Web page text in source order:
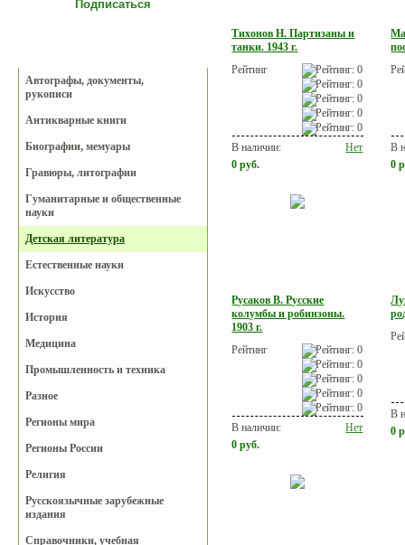
Автографы, документы,
рукописи
Антикварные книги
Биографии, мемуары
Гравюры, литографии
Гуманитарные и общественные
науки
Детская литература
Естественные науки
Искусство
История
Медицина
Промышленность и техника
Разное
Регионы мира
Регионы России
Религия
Русскоязычные зарубежные
издания
Справочники, учебная
Тихонов Н. Партизаны и
танки. 1943 г.
Рейтинг
В наличии:
Нет
0руб.
В
0
Русаков В. Русские
колумбы и робинзоны.
1903 г.
Рейтинг
В наличии:
Нет
0руб.
В
0